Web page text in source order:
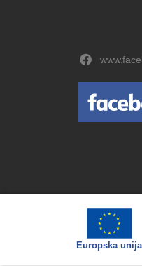
Europska unija